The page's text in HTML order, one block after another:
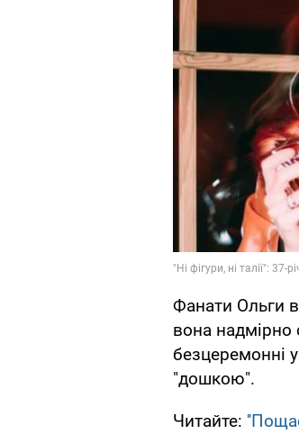
Фанати Ольги
вона надмірно
безцеремонні
"дошкою".
Читайте: